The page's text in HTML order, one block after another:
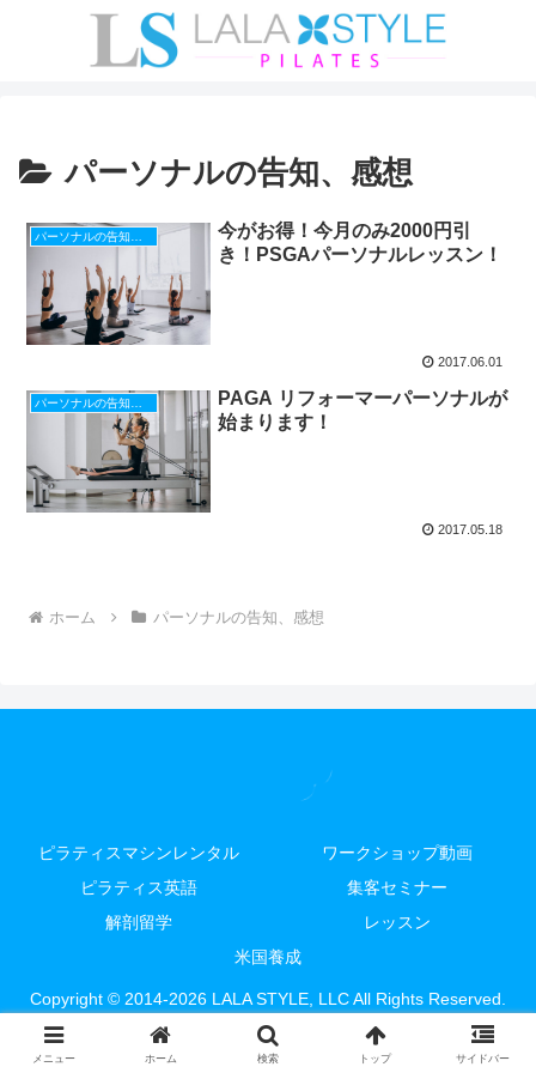
パーソナルの告知、感想
今がお得！今月のみ2000円引
き！PSGAパーソナルレッスン！
2017.06.01
PAGA リフォーマーパーソナルが
始まります！
2017.05.18
ホーム パーソナルの告知、感想
ピラティスマシンレンタル
ワークショップ動画
ピラティス英語
集客セミナー
解剖留学
レッスン
米国養成
Copyright © 2014-2026 LALA STYLE, LLC All Rights Reserved.
メニュー ホーム 検索 トップ サイドバー